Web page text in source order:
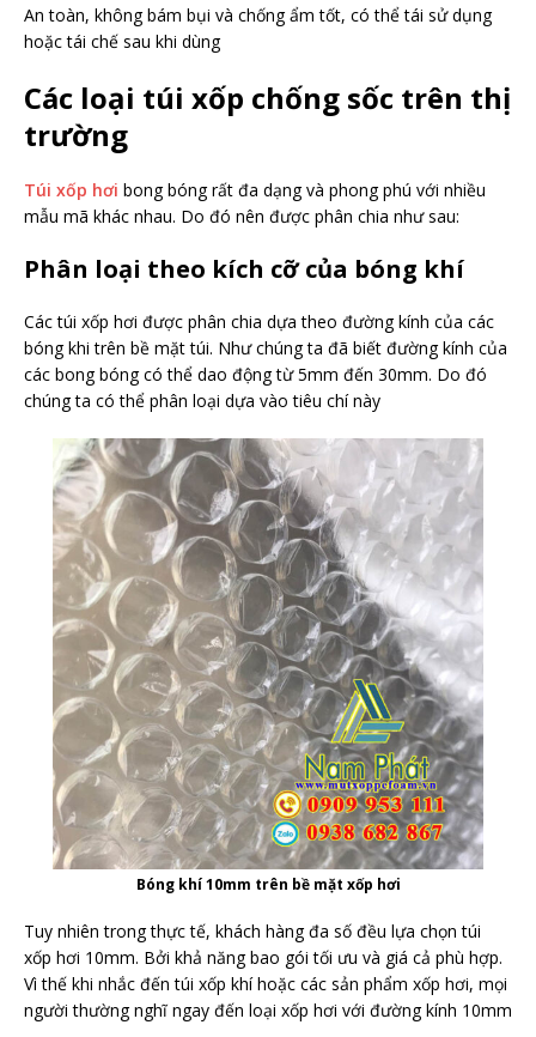
An toàn, không bám bụi và chống ẩm tốt, có thể tái sử dụng
hoặc tái chế sau khi dùng
Các loại túi xốp chống sốc trên thị
trường
Túi xốp hơi bong bóng rất đa dạng và phong phú với nhiều
mẫu mã khác nhau. Do đó nên được phân chia như sau:
Phân loại theo kích cỡ của bóng khí
Các túi xốp hơi được phân chia dựa theo đường kính của các
bóng khi trên bề mặt túi. Như chúng ta đã biết đường kính của
các bong bóng có thể dao động từ 5mm đến 30mm. Do đó
chúng ta có thể phân loại dựa vào tiêu chí này
Bóng khí 10mm trên bề mặt xốp hơi
Tuy nhiên trong thực tế, khách hàng đa số đều lựa chọn túi
xốp hơi 10mm. Bởi khả năng bao gói tối ưu và giá cả phù hợp.
Vì thế khi nhắc đến túi xốp khí hoặc các sản phẩm xốp hơi, mọi
người thường nghĩ ngay đến loại xốp hơi với đường kính 10mm